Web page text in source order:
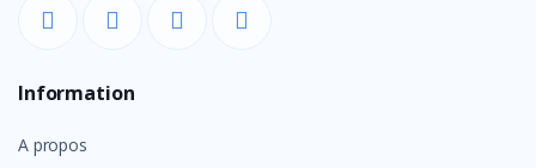
Information
A propos